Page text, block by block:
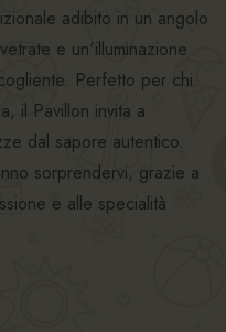
adibito in un angolo
e un'illuminazione
Perfetto per chi
il Pavillon invita a
dal sapore autentico.
sorprendervi, grazie a
e alle specialità